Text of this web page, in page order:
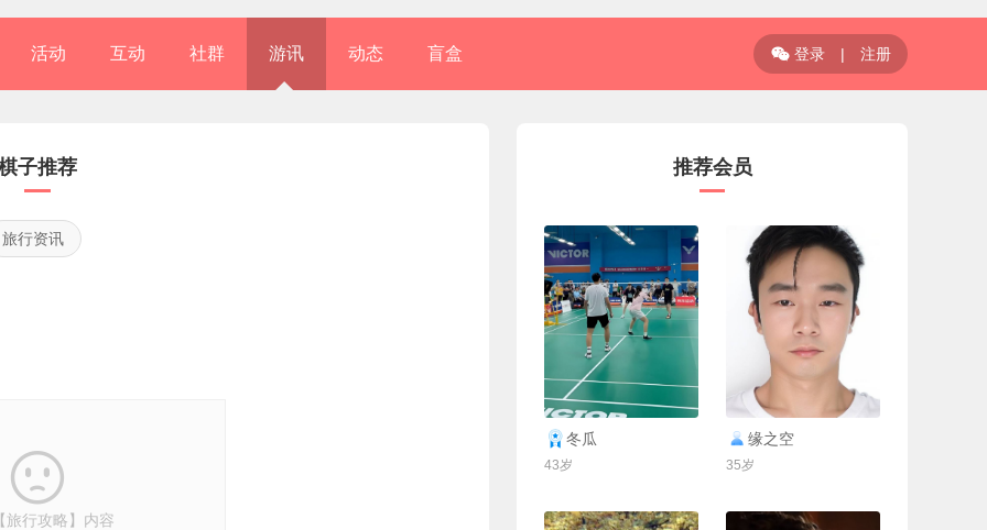
活动 互动 社群 游讯 动态 盲盒 登录 | 注册
子推荐
旅行资讯

旅行攻略】内容
推荐会员
冬瓜
43岁
联系Ta
缘之空
35岁